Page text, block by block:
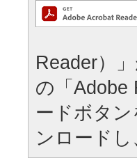
Reader）
の「Adobe
ードボタ
ンロード